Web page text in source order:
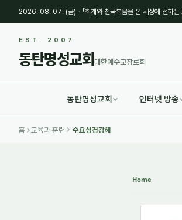
2026. 08. 07. (금) · 「회개와 천국복음을 온 세상에 전하
EST. 2007
동탄명성교회 대한예수교장로회
동탄명성교회 인터넷 방송
홈 교육과 훈련 수요성경강해
Home
Sketchbook5, 스케치북5
Sketchbook5, 스케치
Sketchbook5, 스케치북5
Sketchbook5, 스케치